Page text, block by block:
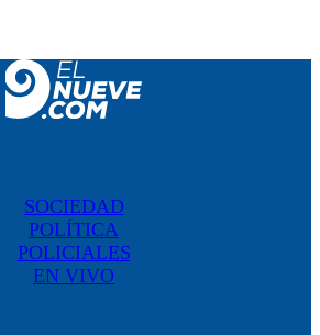
SOCIEDAD
POLÍTICA
POLICIALES
EN VIVO